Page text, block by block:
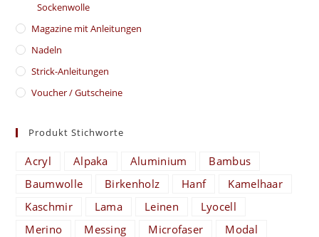
Sockenwolle
Magazine mit Anleitungen
Nadeln
Strick-Anleitungen
Voucher / Gutscheine
Produkt Stichworte
Acryl Alpaka Aluminium
Bambus
Baumwolle
Birkenholz Hanf
Kamelhaar
Kaschmir
Lama Leinen
Lyocell
Merino
Messing Microfaser
Modal